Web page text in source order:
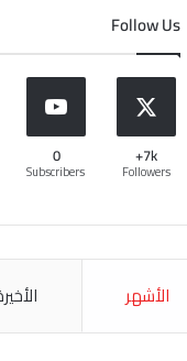
Follow Us
7k+
Followers
0
Subscribers
الأشهر